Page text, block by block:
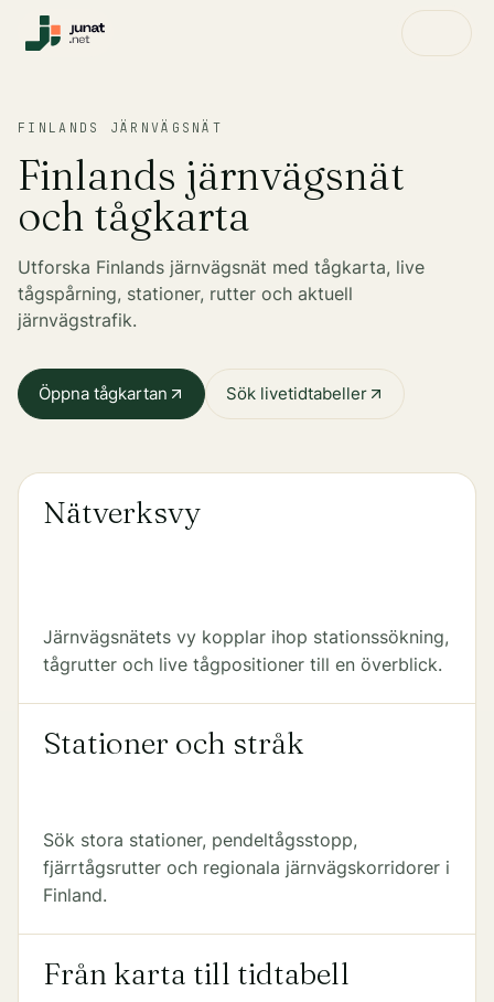
FINLANDS JÄRNVÄGSNÄT
Finlands järnvägsnät
och tågkarta
Utforska Finlands järnvägsnät med tågkarta, live
tågspårning, stationer, rutter och aktuell
järnvägstrafik.
Öppna tågkartan Sök livetidtabeller
Nätverksvy
Järnvägsnätets vy kopplar ihop stationssökning,
tågrutter och live tågpositioner till en överblick.
Stationer och stråk
Sök stora stationer, pendeltågsstopp,
fjärrtågsrutter och regionala järnvägskorridorer i
Finland.
Från karta till tidtabell